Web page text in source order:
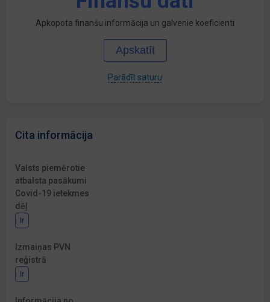
Apkopota finanšu informācija un galvenie koeficienti
Apskatīt
Parādīt saturu
Cita informācija
Valsts piemērotie
atbalsta pasākumi
Covid-19 ietekmes
dēļ
Ir
Izmaiņas PVN
reģistrā
Ir